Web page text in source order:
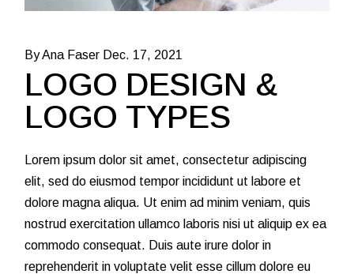
By Ana Faser Dec. 17, 2021
LOGO DESIGN &
LOGO TYPES
Lorem ipsum dolor sit amet, consectetur adipiscing
elit, sed do eiusmod tempor incididunt ut labore et
dolore magna aliqua. Ut enim ad minim veniam, quis
nostrud exercitation ullamco laboris nisi ut aliquip ex ea
commodo consequat. Duis aute irure dolor in
reprehenderit in voluptate velit esse cillum dolore eu